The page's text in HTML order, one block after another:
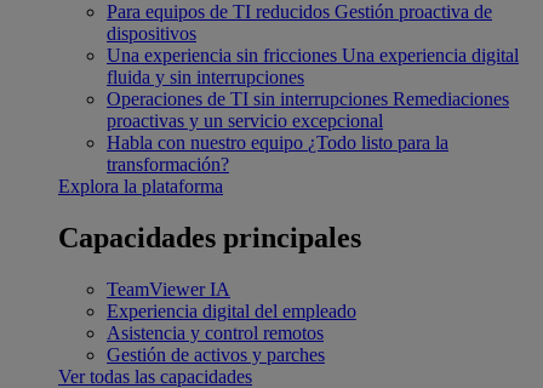
Para equipos de TI reducidos Gestión proactiva de
dispositivos
Una experiencia sin fricciones Una experiencia digital
fluida y sin interrupciones
Operaciones de TI sin interrupciones Remediaciones
proactivas y un servicio excepcional
Habla con nuestro equipo ¿Todo listo para la
transformación?
Explora la plataforma
Capacidades principales
TeamViewer IA
Experiencia digital del empleado
Asistencia y control remotos
Gestión de activos y parches
Ver todas las capacidades